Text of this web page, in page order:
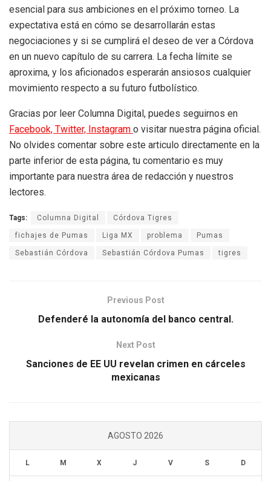
esencial para sus ambiciones en el próximo torneo. La
expectativa está en cómo se desarrollarán estas
negociaciones y si se cumplirá el deseo de ver a Córdova
en un nuevo capítulo de su carrera. La fecha límite se
aproxima, y los aficionados esperarán ansiosos cualquier
movimiento respecto a su futuro futbolístico.
Gracias por leer Columna Digital, puedes seguirnos en
Facebook, Twitter, Instagram o visitar nuestra página oficial.
No olvides comentar sobre este articulo directamente en la
parte inferior de esta página, tu comentario es muy
importante para nuestra área de redacción y nuestros
lectores.
Tags: Columna Digital Córdova Tigres
fichajes de Pumas Liga MX problema Pumas
Sebastián Córdova Sebastián Córdova Pumas tigres
Previous Post
Defenderé la autonomía del banco central.
Next Post
Sanciones de EE UU revelan crimen en cárceles
mexicanas
AGOSTO 2026
L M X J V S D